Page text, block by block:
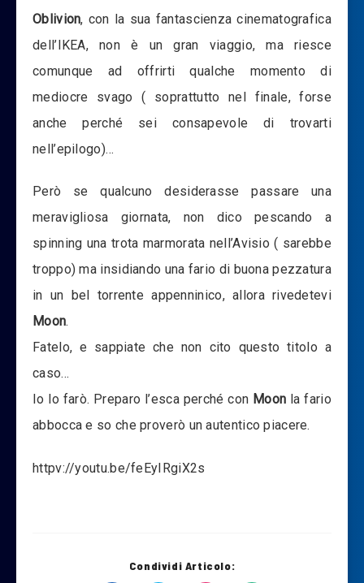
Oblivion, con la sua fantascienza cinematografica
dell’IKEA, non è un gran viaggio, ma riesce
comunque ad offrirti qualche momento di
mediocre svago ( soprattutto nel finale, forse
anche perché sei consapevole di trovarti
nell’epilogo)…
Però se qualcuno desiderasse passare una
meravigliosa giornata, non dico pescando a
spinning una trota marmorata nell’Avisio ( sarebbe
troppo) ma insidiando una fario di buona pezzatura
in un bel torrente appenninico, allora rivedetevi
Moon.
Fatelo, e sappiate che non cito questo titolo a
caso…
Io lo farò. Preparo l’esca perché con Moon la fario
abbocca e so che proverò un autentico piacere.
httpv://youtu.be/feEyIRgiX2s
Condividi Articolo: